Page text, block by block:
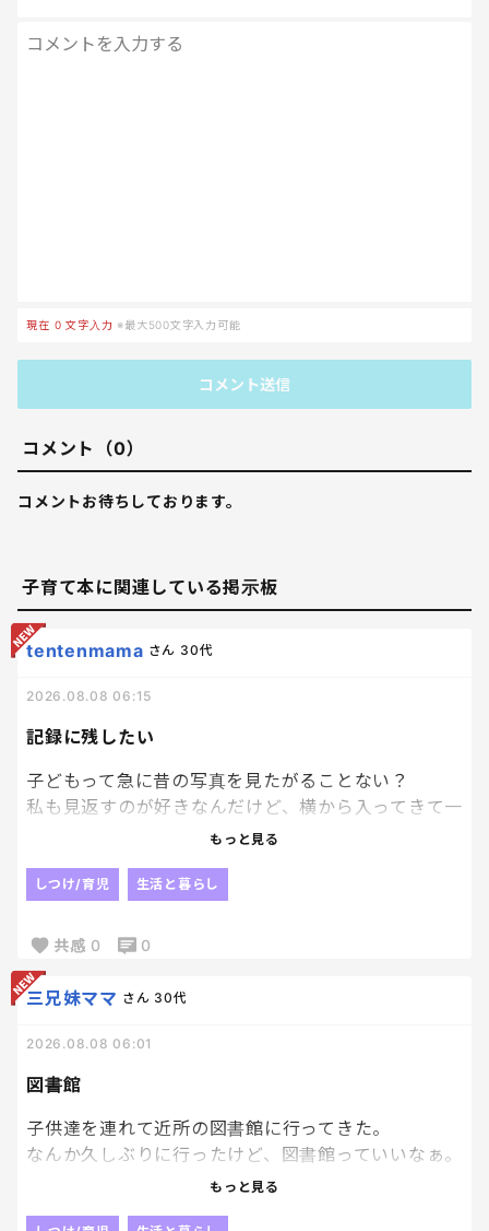
現在 0 文字入力 ※最大500文字入力可能
コメント送信
コメント（0）
コメントお待ちしております。
子育て本に関連している掲示板
記録に残したい
tentenmama さん 30代
2026.08.08 06:15
子どもって急に昔の写真を見たがることない？
私も見返すのが好きなんだけど、横から入ってきて一
緒に見ることになる。笑
一緒に見返してると、こんなに小さかったんだねって
愛おしさ増してすごくいい時間を過ごせる気がする
んだよね〜☺️
ね！
切だー
もっと見る
しつけ/育児 生活と暮らし
共感 0 0
図書館
三兄妹ママ さん 30代
2026.08.08 06:01
子供達を連れて近所の図書館に行ってきた。
なんか久しぶりに行ったけど、図書館っていいなぁ。
私が小さい頃、我が子の様に読書には興味なく。笑
もっと見る